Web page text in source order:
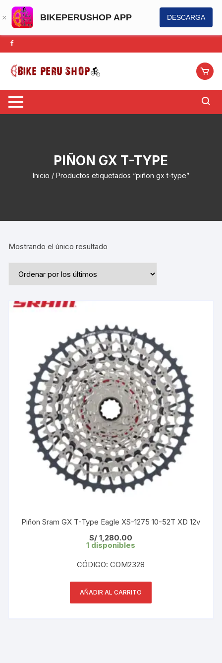
BIKEPERUSHOP APP DESCARGA
Saltar
al
contenido
PIÑON GX T-TYPE
Inicio / Productos etiquetados “piñon gx t-type”
Mostrando el único resultado
Piñon Sram GX T-Type Eagle XS-1275 10-52T XD 12v
S/ 1,280.00
1 disponibles
CÓDIGO: COM2328
AÑADIR AL CARRITO